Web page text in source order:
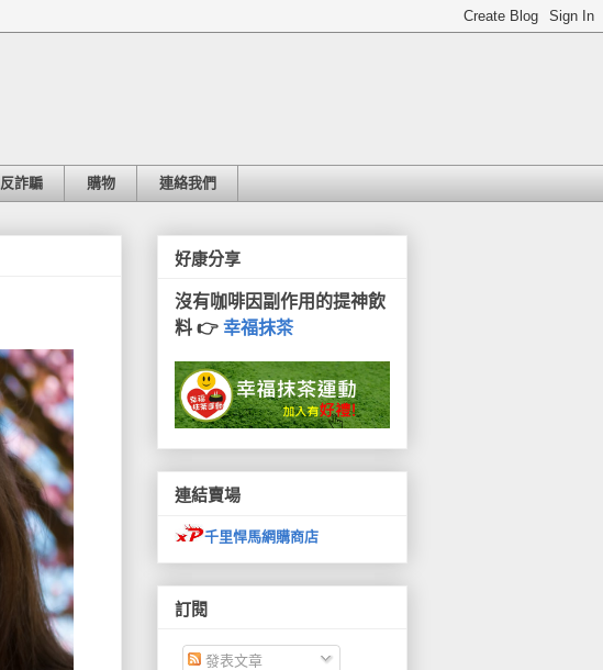
反詐騙 購物 連絡我們
好康分享
沒有咖啡因副作用的提神飲
料 👉 幸福抹茶
連結賣場
千里悍馬網購商店
訂閱
發表文章